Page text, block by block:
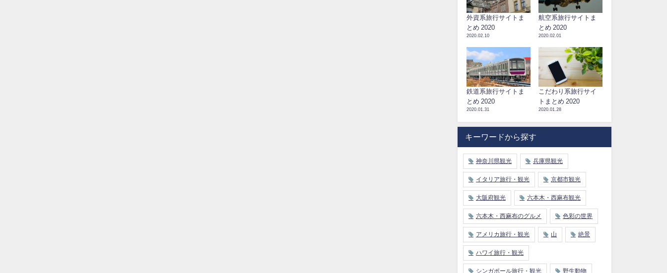
外資系旅行サイトま
とめ 2020
2020.02.10
航空系旅行サイトま
とめ 2020
2020.02.01
鉄道系旅行サイトま
とめ 2020
2020.01.31
こだわり系旅行サイ
トまとめ 2020
2020.01.28
キーワードから探す
神奈川県観光 兵庫県観光
イタリア旅行・観光 京都市観光
大阪府観光 六本木・西麻布観光
六本木・西麻布のグルメ 色彩の世界
アメリカ旅行・観光 山 絶景
ハワイ旅行・観光
シンガポール旅行・観光 野生動物